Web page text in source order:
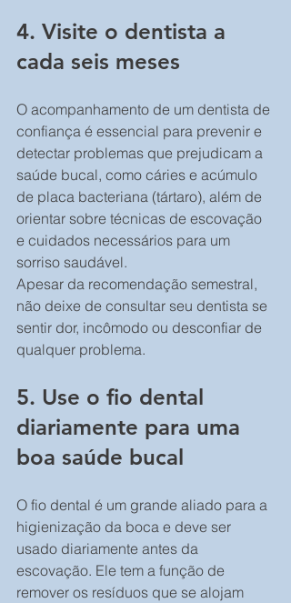
4. Visite o dentista a
cada seis meses
O acompanhamento de um dentista de
confiança é essencial para prevenir e
detectar problemas que prejudicam a
saúde bucal, como cáries e acúmulo
de placa bacteriana (tártaro), além de
orientar sobre técnicas de escovação
e cuidados necessários para um
sorriso saudável.
Apesar da recomendação semestral,
não deixe de consultar seu dentista se
sentir dor, incômodo ou desconfiar de
qualquer problema.
5. Use o fio dental
diariamente para uma
boa saúde bucal
O fio dental é um grande aliado para a
higienização da boca e deve ser
usado diariamente antes da
escovação. Ele tem a função de
remover os resíduos que se alojam